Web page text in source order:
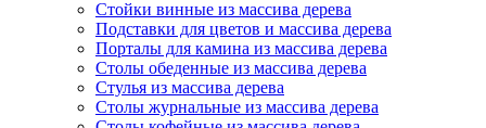
Стойки винные из массива дерева
Подставки для цветов и массива дерева
Порталы для камина из массива дерева
Столы обеденные из массива дерева
Стулья из массива дерева
Столы журнальные из массива дерева